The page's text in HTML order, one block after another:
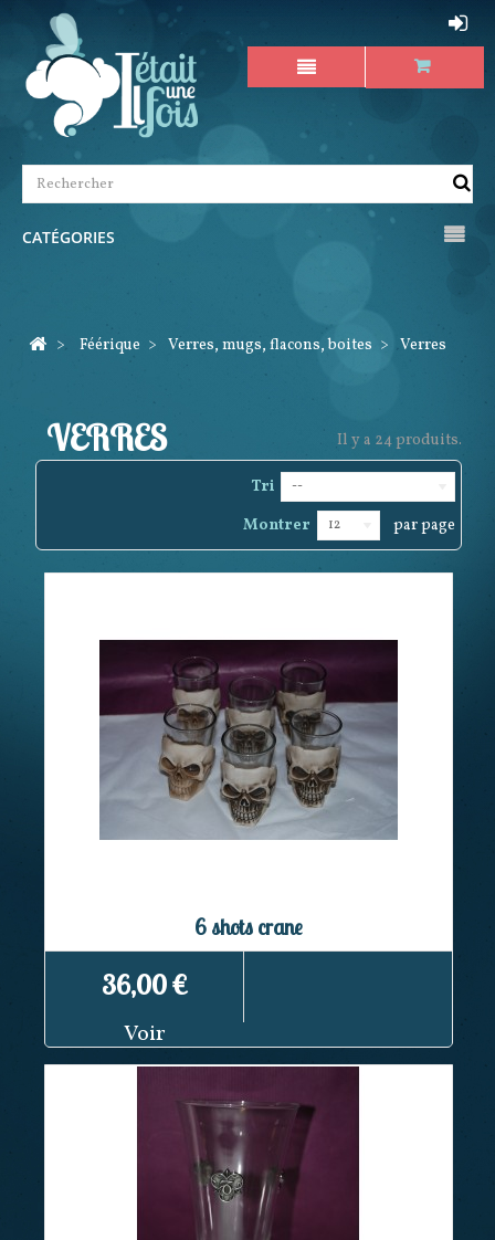
CATÉGORIES
> Féérique > Verres, mugs, flacons, boites > Verres
VERRES Il y a 24 produits.
Tri --
Montrer 12 par page
6 shots crane
36,00 €
Voir